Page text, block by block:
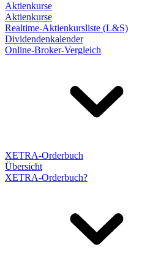
Aktienkurse
Aktienkurse
Realtime-Aktienkursliste (L&S)
Dividendenkalender
Online-Broker-Vergleich
XETRA-Orderbuch
Übersicht
XETRA-Orderbuch?